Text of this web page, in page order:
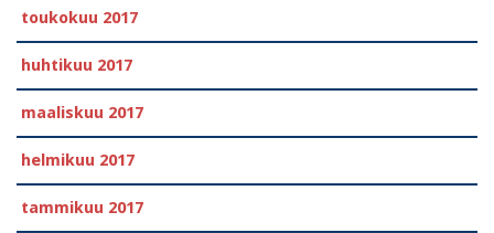
toukokuu 2017
huhtikuu 2017
maaliskuu 2017
helmikuu 2017
tammikuu 2017